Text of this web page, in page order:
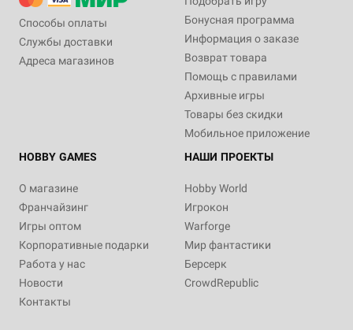
Способы оплаты
Службы доставки
Адреса магазинов
Бонусная программа
Информация о заказе
Возврат товара
Помощь с правилами
Архивные игры
Товары без скидки
Мобильное приложение
HOBBY GAMES
О магазине
Франчайзинг
Игры оптом
Корпоративные подарки
Работа у нас
Новости
Контакты
НАШИ ПРОЕКТЫ
Hobby World
Игрокон
Warforge
Мир фантастики
Берсерк
CrowdRepublic